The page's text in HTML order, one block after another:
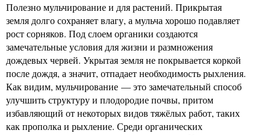
Полезно мульчирование и для растений. Прикрытая
земля долго сохраняет влагу, а мульча хорошо подавляет
рост сорняков. Под слоем органики создаются
замечательные условия для жизни и размножения
дождевых червей. Укрытая земля не покрывается коркой
после дождя, а значит, отпадает необходимость рыхления.
Как видим, мульчирование — это замечательный способ
улучшить структуру и плодородие почвы, притом
избавляющий от некоторых видов тяжёлых работ, таких
как прополка и рыхление. Среди органических